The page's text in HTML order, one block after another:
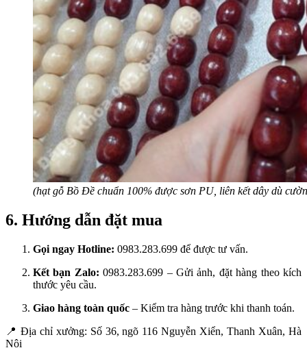
(hạt gỗ Bồ Đề chuẩn 100% được sơn PU, liên kết dây dù
6. Hướng dẫn đặt mua
Gọi ngay Hotline: 0983.283.699 để được tư vấn.
Kết bạn Zalo: 0983.283.699 – Gửi ảnh, đặt hàng theo kích
thước yêu cầu.
Giao hàng toàn quốc – Kiểm tra hàng trước khi thanh toán.
📍 Địa chỉ xưởng: Số 36, ngõ 116 Nguyễn Xiển, Thanh Xuân, Hà
Nội